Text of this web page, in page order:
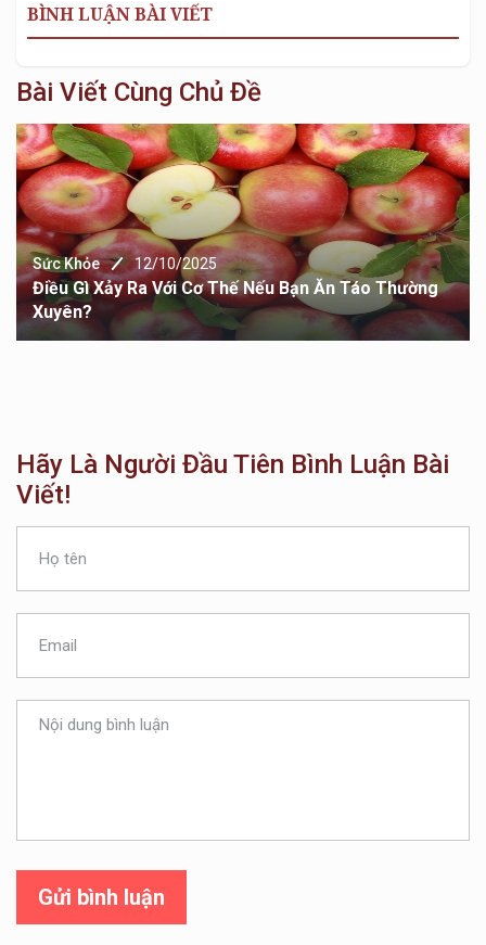
BÌNH LUẬN BÀI VIẾT
Bài Viết Cùng Chủ Đề
Sức Khỏe 12/10/2025
Điều Gì Xảy Ra Với Cơ Thế Nếu Bạn Ăn Táo Thường
Xuyên?
Hãy Là Người Đầu Tiên Bình Luận Bài
Viết!
Gửi bình luận